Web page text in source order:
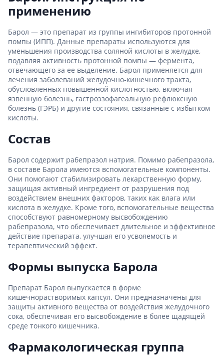
применению
Барол — это препарат из группы ингибиторов протонной
помпы (ИПП). Данные препараты используются для
уменьшения производства соляной кислоты в желудке,
подавляя активность протонной помпы — фермента,
отвечающего за ее выделение. Барол применяется для
лечения заболеваний желудочно-кишечного тракта,
обусловленных повышенной кислотностью, включая
язвенную болезнь, гастроэзофагеальную рефлюксную
болезнь (ГЭРБ) и другие состояния, связанные с избытком
кислоты.
Состав
Барол содержит рабепразол натрия. Помимо рабепразола,
в составе Барола имеются вспомогательные компоненты.
Они помогают стабилизировать лекарственную форму,
защищая активный ингредиент от разрушения под
воздействием внешних факторов, таких как влага или
кислота в желудке. Кроме того, вспомогательные вещества
способствуют равномерному высвобождению
рабепразола, что обеспечивает длительное и эффективное
действие препарата, улучшая его усвояемость и
терапевтический эффект.
Формы выпуска Барола
Препарат Барол выпускается в форме
кишечнорастворимых капсул. Они предназначены для
защиты активного вещества от воздействия желудочного
сока, обеспечивая его высвобождение в более щадящей
среде тонкого кишечника.
Фармакологическая группа